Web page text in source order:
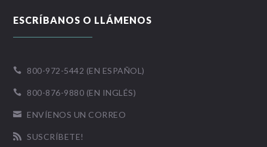
ESCRÍBANOS O LLÁMENOS
 800-972-5442 (EN ESPAÑOL)
 800-876-9880 (EN INGLÉS)
 ENVÍENOS UN CORREO
 SUSCRÍBETE!